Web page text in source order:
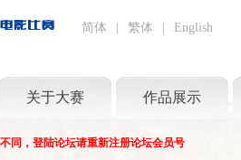
简体 繁体 English
关于大赛 作品展示
同，登陆论坛请重新注册论坛会员号